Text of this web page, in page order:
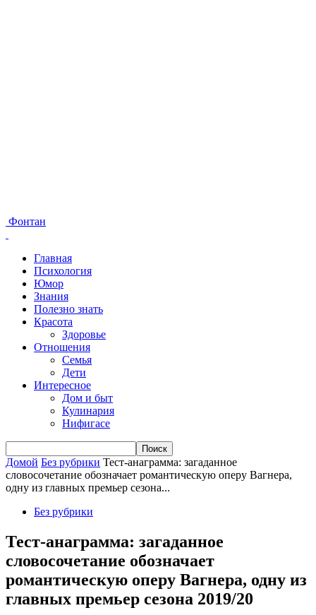
Фонтан
Главная
Психология
Юмор
Знания
Полезно знать
Красота
Здоровье
Отношения
Семья
Дети
Интересное
Дом и быт
Кулинария
Нифигасе
Домой Без рубрики Тест-анаграмма: загаданное
словосочетание обозначает романтическую оперу Вагнера,
одну из главных премьер сезона...
Без рубрики
Тест-анаграмма: загаданное
словосочетание обозначает
романтическую оперу Вагнера, одну из
главных премьер сезона 2019/20